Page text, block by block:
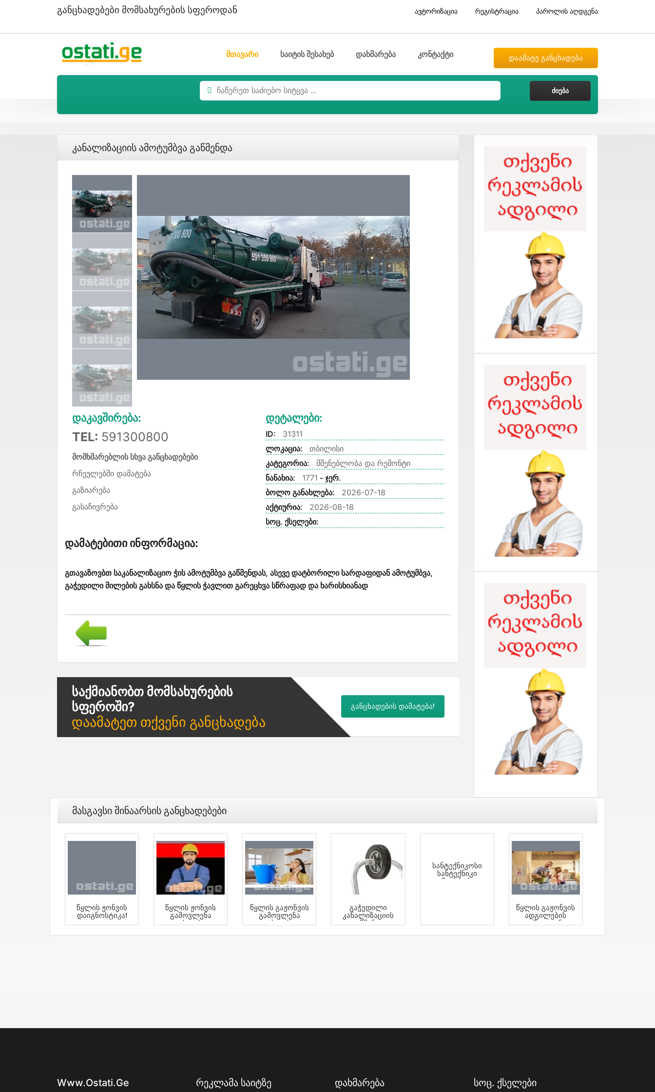
Განცხადებები Მომსახურების Სფეროდან ავტორიზაცია რეგისტრაცია პაროლის აღდგენა
მთავარი საიტის შესახებ დახმარება კონტაქტი დაამატე განცხადება
Კანალიზაციის Ამოტუმბვა Გაწმენდა
Დაკავშირება:
TEL: 591300800
მომხმარებლის სხვა განცხადებები
რჩეულებში დამატება
გაზიარება
გასაჩივრება
Დეტალები:
ID:
31311
ლოკაცია:
თბილისი
კატეგორია:
მშენებლობა და რემონტი
ნანახია:
1771 - ჯერ.
ბოლო განახლება:
2026-07-18
აქტიურია:
2026-08-18
სოც. ქსელები:
Დამატებითი Ინფორმაცია:
გთავაზოვბთ საკანალიზაციო ჭის ამოტუმბვა გაწმენდას, ასევე დატბორილი სარდაფიდან ამოტუმბვა,
გაჭედილი მილების გახსნა და წყლის ჭავლით გარეცხვა სწრაფად და ხარისხიანად
Საქმიანობთ Მომსახურების
Სფეროში?
Დაამატეთ Თქვენი Განცხადება
განცხადების დამატება!
Მასგავსი Შინაარსის Განცხადებები
Წყლის Ჟონვის
Დაიგნოსტიკა!
Წყლის Ჟონვის
Გამოვლენა
Უახლესი
Წყლის Გაჟონვის
Გამოვლენა
Უახლესი
Გაჭედილი
Კანალიზაციის
Გაწმენდა
Სანტექნიკოსი
Სანტექნიკი
Გამოძახებით
Წყლის Გაჟონვის
Ადგილების
Გამოვლენა
Www.ostati.ge Რეკლამა Საიტზე Დახმარება Სოც. Ქსელები